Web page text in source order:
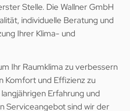
Stelle. Die Wallner GmbH
individuelle Beratung und
Ihrer Klima- und
Ihr Raumklima zu verbessern
Komfort und Effizienz zu
Erfahrung und
Serviceangebot sind wir der